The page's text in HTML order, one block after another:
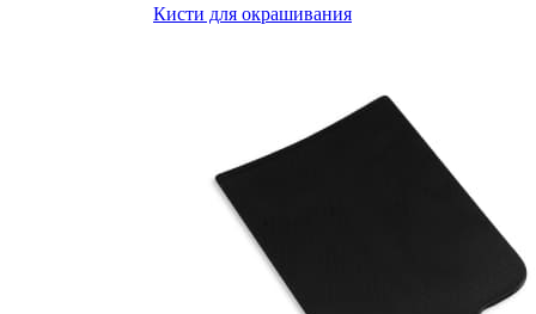
Кисти для окрашивания